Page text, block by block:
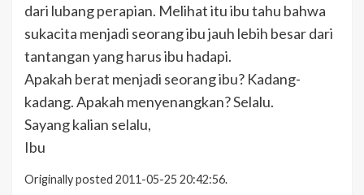
dari lubang perapian. Melihat itu ibu tahu bahwa
sukacita menjadi seorang ibu jauh lebih besar dari
tantangan yang harus ibu hadapi.
Apakah berat menjadi seorang ibu? Kadang-
kadang. Apakah menyenangkan? Selalu.
Sayang kalian selalu,
Ibu
Originally posted 2011-05-25 20:42:56.